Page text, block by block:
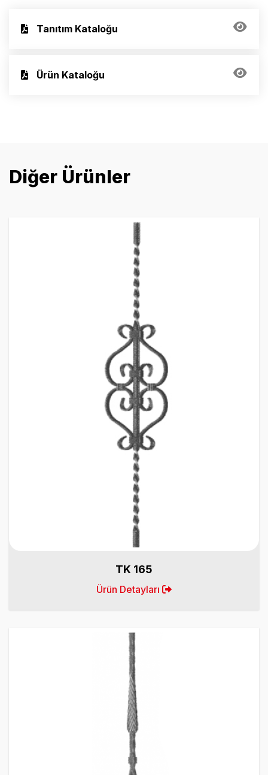
Tanıtım Kataloğu
Ürün Kataloğu
Diğer Ürünler
TK 165
Ürün Detayları